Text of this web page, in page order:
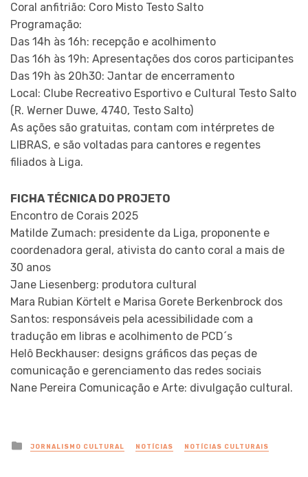
Coral anfitrião: Coro Misto Testo Salto
Programação:
Das 14h às 16h: recepção e acolhimento
Das 16h às 19h: Apresentações dos coros participantes
Das 19h às 20h30: Jantar de encerramento
Local: Clube Recreativo Esportivo e Cultural Testo Salto
(R. Werner Duwe, 4740, Testo Salto)
As ações são gratuitas, contam com intérpretes de
LIBRAS, e são voltadas para cantores e regentes
filiados à Liga.
FICHA TÉCNICA DO PROJETO
Encontro de Corais 2025
Matilde Zumach: presidente da Liga, proponente e
coordenadora geral, ativista do canto coral a mais de
30 anos
Jane Liesenberg: produtora cultural
Mara Rubian Körtelt e Marisa Gorete Berkenbrock dos
Santos: responsáveis pela acessibilidade com a
tradução em libras e acolhimento de PCD´s
Helô Beckhauser: designs gráficos das peças de
comunicação e gerenciamento das redes sociais
Nane Pereira Comunicação e Arte: divulgação cultural.
Posted
in
JORNALISMO CULTURAL NOTÍCIAS NOTÍCIAS CULTURAIS